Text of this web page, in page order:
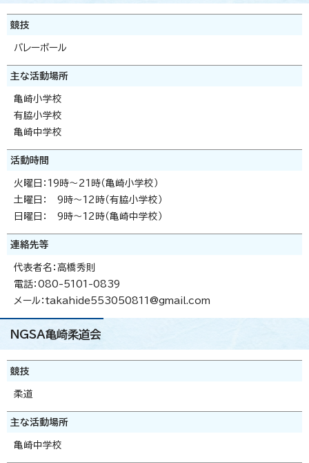
競技
バレーボール
主な活動場所
亀崎小学校
有脇小学校
亀崎中学校
活動時間
火曜日：19時～21時（亀崎小学校）
土曜日： 9時～12時（有脇小学校）
日曜日： 9時～12時（亀崎中学校）
連絡先等
代表者名：高橋秀則
電話：080-5101-0839
メール：takahide553050811@gmail.com
NGSA亀崎柔道会
競技
柔道
主な活動場所
亀崎中学校